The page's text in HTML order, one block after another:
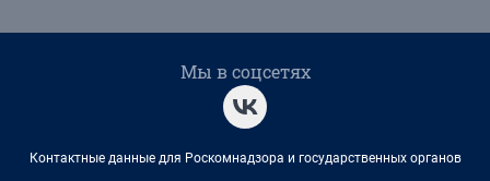
Мы в соцсетях
Контактные данные для Роскомнадзора и государственных органов